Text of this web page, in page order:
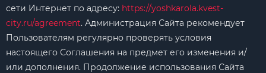
сети Интернет по адресу: https://yoshkarola.kvest-
city.ru/agreement. Администрация Сайта рекомендует
Пользователям регулярно проверять условия
настоящего Соглашения на предмет его изменения и/
или дополнения. Продолжение использования Сайта